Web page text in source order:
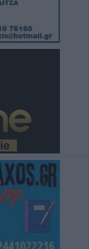
του
του
της